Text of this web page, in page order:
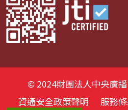
© 2024財團法人中央廣
資通安全政策聲明
服務